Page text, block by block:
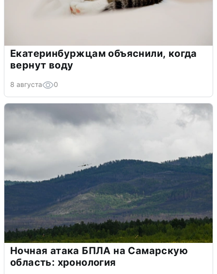
Екатеринбуржцам объяснили, когда
вернут воду
8 августа 0
Ночная атака БПЛА на Самарскую
область: хронология